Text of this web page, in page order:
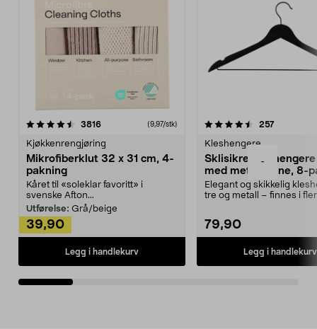
-
3816anmeldelser(9,97/stk)
Kjøkkenrengjøring
Mikrofiberklut 32 x 31 cm, 4-
pakning
Kåret til «soleklar favoritt» i
svenske Afton...
Utførelse: Grå/beige
39,90
Legg i handlekurv
4.5av 5 stjerner 257
Kleshengere
Sklisikre
med metallpinne, 8-
Elegant og skikkelig
tre og metall – finnes i
79,90
Legg i handlekurv
4.5av 5 stjerner